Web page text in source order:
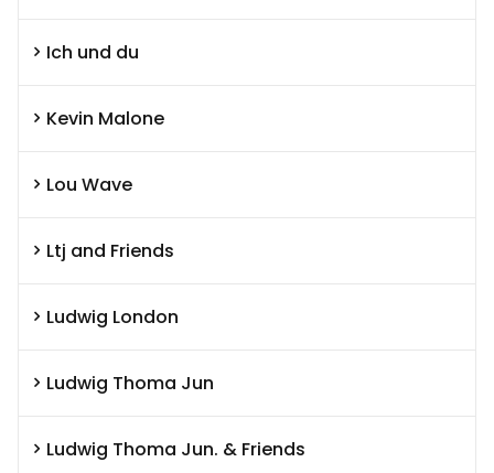
Ich und du
Kevin Malone
Lou Wave
Ltj and Friends
Ludwig London
Ludwig Thoma Jun
Ludwig Thoma Jun. & Friends